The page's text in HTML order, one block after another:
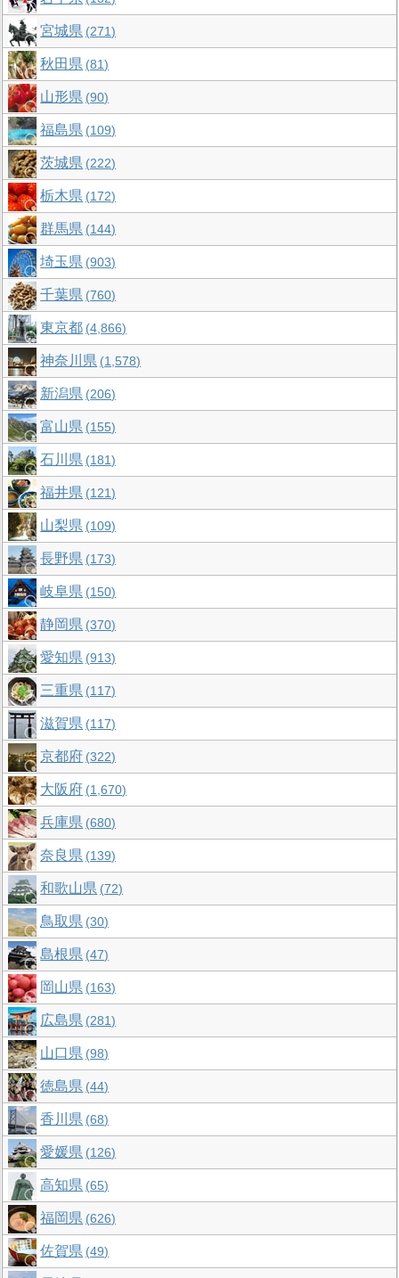
宮城県 271
秋田県 81
山形県 90
福島県 109
茨城県 222
栃木県 172
群馬県 144
埼玉県 903
千葉県 760
東京都 4,866
神奈川県 1,578
新潟県 206
富山県 155
石川県 181
福井県 121
山梨県 109
長野県 173
岐阜県 150
静岡県 370
愛知県 913
三重県 117
滋賀県 117
京都府 322
大阪府 1,670
兵庫県 680
奈良県 139
和歌山県 72
鳥取県 30
島根県 47
岡山県 163
広島県 281
山口県 98
徳島県 44
香川県 68
愛媛県 126
高知県 65
福岡県 626
佐賀県 49